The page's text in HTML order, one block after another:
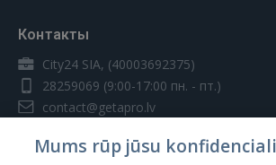
Контакты
City24 SIA, (40003692375)
28259069 (9:00-17:00 пн. - пт.)
contact@getapro.lv
Mums rūp jūsu